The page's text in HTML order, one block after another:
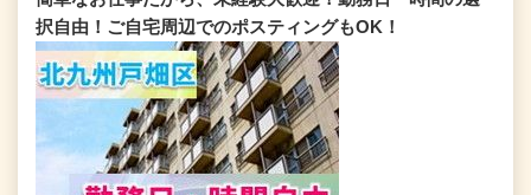
択自由！ご自宅周辺でのポスティングもOK！